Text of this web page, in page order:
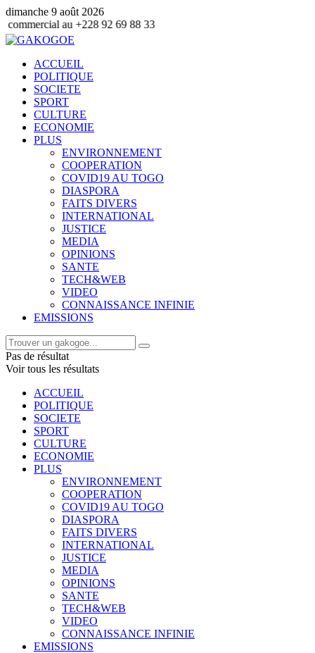
dimanche 9 août 2026
+228 92 69 88 33
ACCUEIL
POLITIQUE
SOCIETE
SPORT
CULTURE
ECONOMIE
PLUS
ENVIRONNEMENT
COOPERATION
COVID19 AU TOGO
DIASPORA
FAITS DIVERS
INTERNATIONAL
JUSTICE
MEDIA
OPINIONS
SANTE
TECH&WEB
VIDEO
CONNAISSANCE INFINIE
EMISSIONS
Pas de résultat
Voir tous les résultats
ACCUEIL
POLITIQUE
SOCIETE
SPORT
CULTURE
ECONOMIE
PLUS
ENVIRONNEMENT
COOPERATION
COVID19 AU TOGO
DIASPORA
FAITS DIVERS
INTERNATIONAL
JUSTICE
MEDIA
OPINIONS
SANTE
TECH&WEB
VIDEO
CONNAISSANCE INFINIE
EMISSIONS